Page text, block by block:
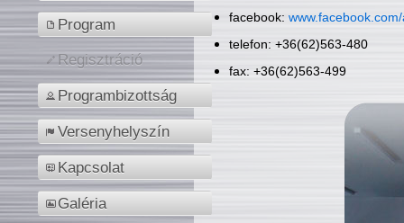
Program
Regisztráció
Programbizottság
Versenyhelyszín
Kapcsolat
Galéria
facebook:
telefon: +36(62)563-480
fax: +36(62)563-499